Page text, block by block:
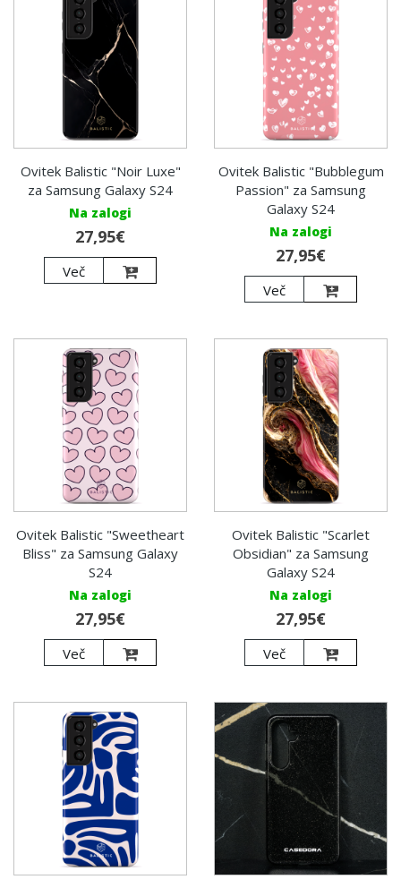
Ovitek Balistic "Noir Luxe"
za Samsung Galaxy S24
Na zalogi
27,95€
Več
Ovitek Balistic "Bubblegum
Passion" za Samsung
Galaxy S24
Na zalogi
27,95€
Več
Ovitek Balistic "Sweetheart
Bliss" za Samsung Galaxy
S24
Na zalogi
27,95€
Več
Ovitek Balistic "Scarlet
Obsidian" za Samsung
Galaxy S24
Na zalogi
27,95€
Več